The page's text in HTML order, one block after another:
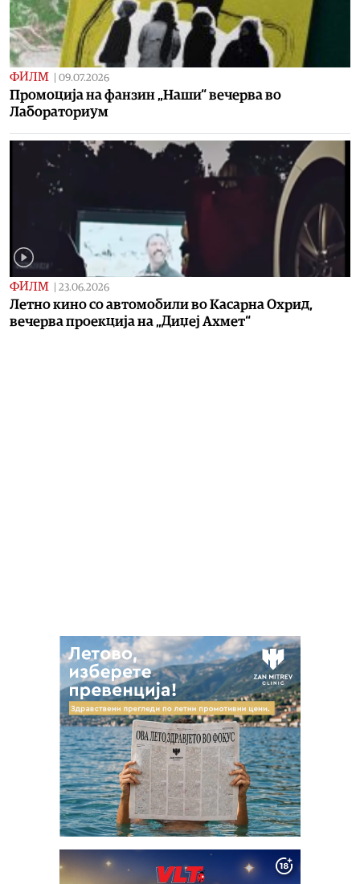
ФИЛМ 09.07.2026
Промоција на фанзин „Наши“ вечерва во
Лабораториум
ФИЛМ 23.06.2026
Летно кино со автомобили во Касарна Охрид,
вечерва проекција на „Диџеј Ахмет“